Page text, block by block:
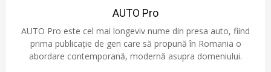
AUTO Pro
AUTO Pro este cel mai longeviv nume din presa auto, fiind
prima publicație de gen care să propună în Romania o
abordare contemporană, modernă asupra domeniului.